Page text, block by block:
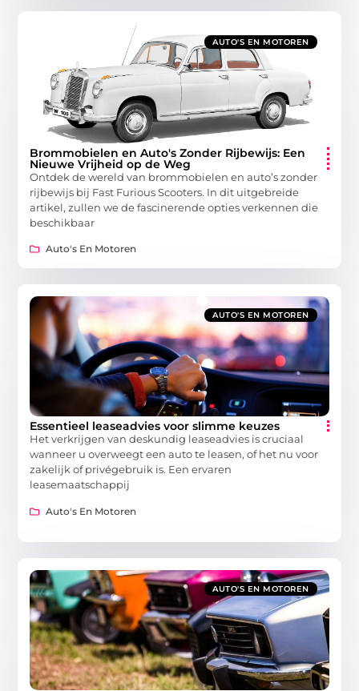
AUTO'S EN MOTOREN
Brommobielen en Auto's Zonder Rijbewijs: Een
Nieuwe Vrijheid op de Weg
Ontdek de wereld van brommobielen en auto’s zonder
rijbewijs bij Fast Furious Scooters. In dit uitgebreide
artikel, zullen we de fascinerende opties verkennen die
beschikbaar
Auto's En Motoren
AUTO'S EN MOTOREN
Essentieel leaseadvies voor slimme keuzes
Het verkrijgen van deskundig leaseadvies is cruciaal
wanneer u overweegt een auto te leasen, of het nu voor
zakelijk of privégebruik is. Een ervaren
leasemaatschappij
Auto's En Motoren
AUTO'S EN MOTOREN